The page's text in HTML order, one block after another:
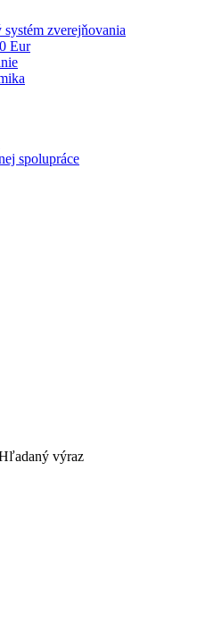
systém zverejňovania
Eur
spolupráce
výraz